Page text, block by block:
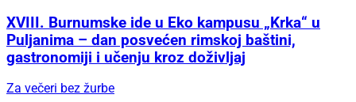
XVIII. Burnumske ide u Eko kampusu „Krka“ u
Puljanima – dan posvećen rimskoj baštini,
gastronomiji i učenju kroz doživljaj
Za večeri bez žurbe